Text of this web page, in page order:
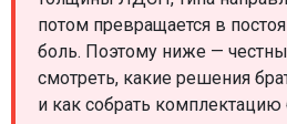
потом превращается в
боль. Поэтому ниже —
смотреть, какие решения
и как собрать комплектацию